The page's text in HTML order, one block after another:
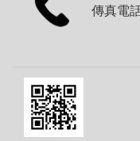
傳真電